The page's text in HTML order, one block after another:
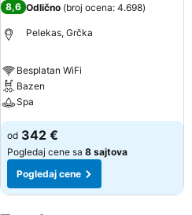
8,6 Odlično (broj ocena: 4.698)
Pelekas, Grčka
Besplatan WiFi
Bazen
Spa
od 342 €
Pogledaj cene sa 8 sajtova
Pogledaj cene